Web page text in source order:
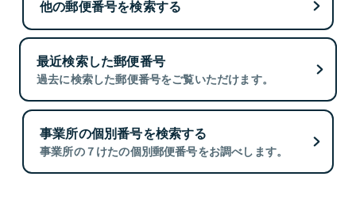
他の郵便番号を検索する
最近検索した郵便番号
過去に検索した郵便番号をご覧いただけます。
事業所の個別番号を検索する
事業所の７けたの個別郵便番号をお調べします。